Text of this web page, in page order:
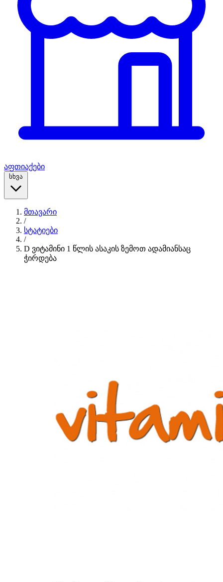
აფთიაქები
სხვა
მთავარი
/
სტატიები
/
D ვიტამინი 1 წლის ასაკის ზემოთ ადამიანსაც
ჭირდება